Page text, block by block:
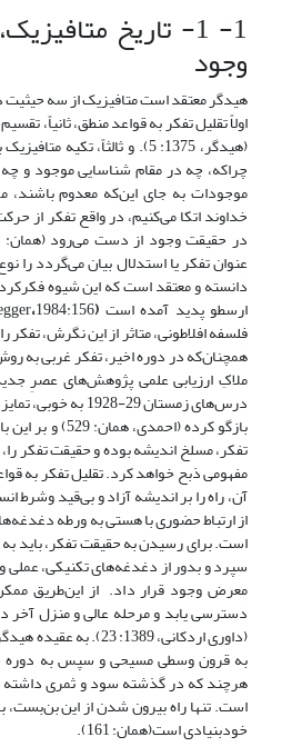
1- 1- تاریخ
وجود
هیدگر معتقد است متافیزیک از سه
اولاً تقلیل تفکر به قواعد منطق، ثانیاً،
(هیدگر، 1375: 5). و ثالثاً، تکیه
چراکه، چه در مقام شناسایی موجود و
موجودات به جای این‌که معدوم باشند،
خداوند اتکا می‌کنیم، در واقع تفکر از
عنوان تفکر یا استدلال بیان می‌گردد را
دانسته و معتقد است که این شیوه
ارسطو پدید آمده است (
1984:156،
فلسفه افلاطونی، متاثر از این نگرش،
همچنان‌که در دوره اخیر، تفکر غربی به
ملاکِ ارزیابی علمی پژوهش‌های عصرِ
درس‌های زمستان 29-
بازگو کرده
تفکر، مسلخ اندیشه بوده و حقیقت تفکر
مفهومی ذبح خواهد کرد. تقلیل تفکر به
آن، راه را بر اندیشه آزاد و بی‌قید وشرط
از ارتباط حضوری با هستی به ورطه
است. برای رسیدن به حقیقت تفکر،
سپرد و بدور از دغدغه‌های تکنیکی،
معرض وجود قرار داد. از این‌طریق
دسترسی یابد و مرحله عالی و منزل آخر
(داوری اردکانی، 1389:
به قرون وسطی مسیحی و سپس به دوره
هرچند که در گذشته سود و ثمری داشته
است. تنها راه بیرون شدن از این
خودبنیادی است(همان: 161).